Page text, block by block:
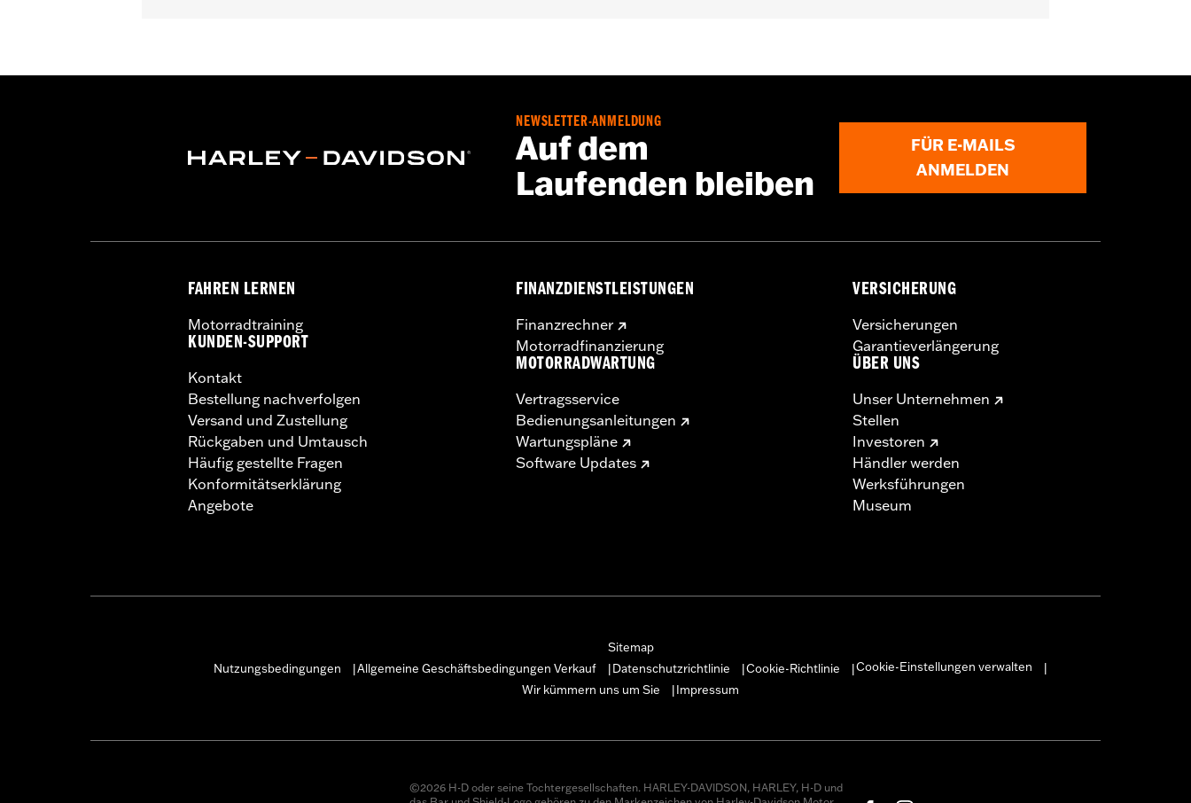
Verletzungen führen.
NEWSLETTER-ANMELDUNG
Auf dem
Laufenden bleiben
FÜR E-MAILS
ANMELDEN
FAHREN LERNEN
Motorradtraining
KUNDEN-SUPPORT
Kontakt
Bestellung nachverfolgen
Versand und Zustellung
Rückgaben und Umtausch
Häufig gestellte Fragen
Konformitätserklärung
Angebote
FINANZDIENSTLEISTUNGEN
Finanzrechner
Motorradfinanzierung
MOTORRADWARTUNG
Vertragsservice
Bedienungsanleitungen
Wartungspläne
Software Updates
VERSICHERUNG
Versicherungen
Garantieverlängerung
ÜBER UNS
Unser Unternehmen
Stellen
Investoren
Händler werden
Werksführungen
Museum
Sitemap
Nutzungsbedingungen
Allgemeine Geschäftsbedingungen Verkauf Datenschutzrichtlinie Cookie-Richtlinie Cookie-Einstellungen verwalten
Wir kümmern uns um Sie
Impressum
©2026 H-D oder seine Tochtergesellschaften. HARLEY-DAVIDSON, HARLEY, H-D und